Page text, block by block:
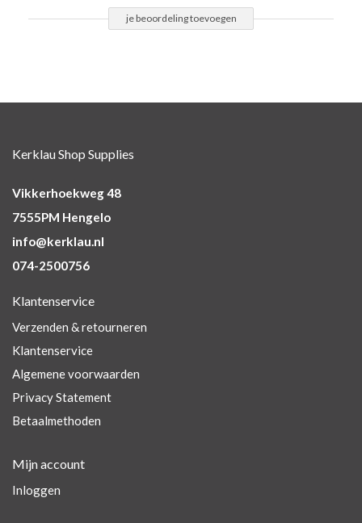
je beoordeling toevoegen
Kerklau Shop Supplies
Vikkerhoekweg 48
7555PM Hengelo
info@kerklau.nl
074-2500756
Klantenservice
Verzenden & retourneren
Klantenservice
Algemene voorwaarden
Privacy Statement
Betaalmethoden
Mijn account
Inloggen